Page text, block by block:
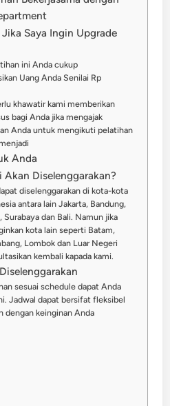
Saya Ingin Upgrade
ini Anda cukup
Uang Anda Senilai Rp
khawatir kami memberikan
bagi Anda jika mengajak
Anda untuk mengikuti pelatihan
Anda
Diselenggarakan?
diselenggarakan di kota-kota
antara lain Jakarta, Bandung,
Surabaya dan Bali. Namun jika
kota lain seperti Batam,
Lombok dan Luar Negeri
kembali kapada kami.
sesuai schedule dapat Anda
Jadwal dapat bersifat fleksibel
dengan keinginan Anda